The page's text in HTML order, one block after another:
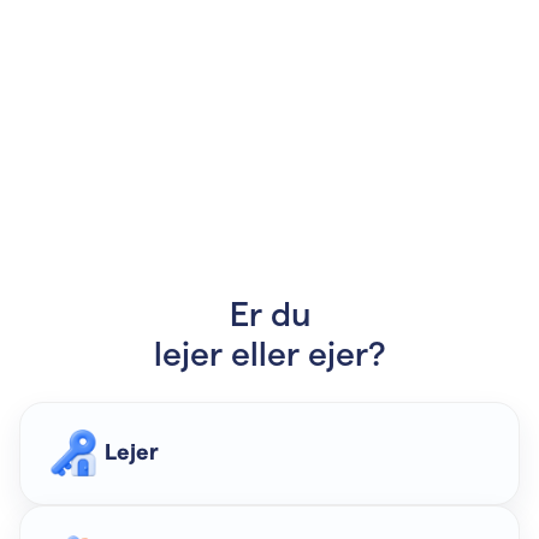
Er du
lejer eller ejer?
Lejer